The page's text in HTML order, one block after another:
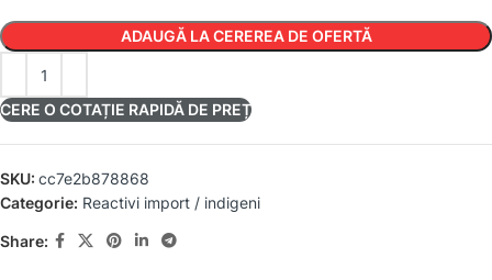
ADAUGĂ LA CEREREA DE OFERTĂ
CERE O COTAȚIE RAPIDĂ DE PREȚ
SKU: cc7e2b878868
Categorie: Reactivi import / indigeni
Share: